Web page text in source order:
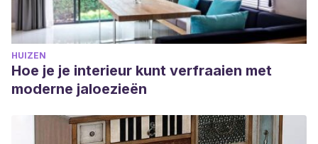
HUIZEN
Hoe je je interieur kunt verfraaien met
moderne jaloezieën